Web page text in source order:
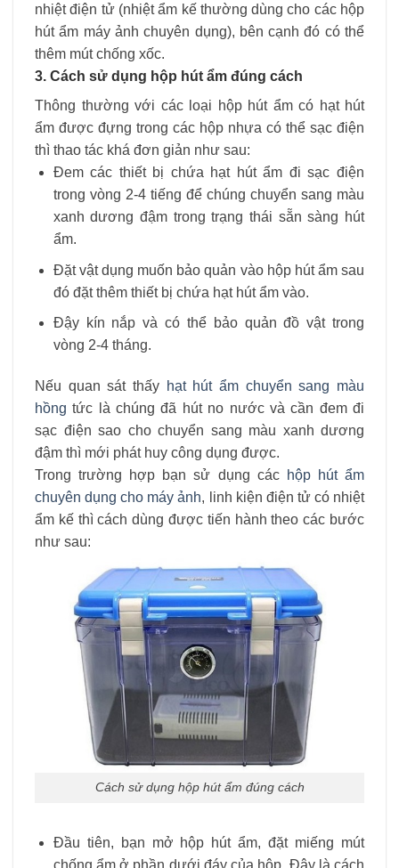
nhiệt điện tử (nhiệt ẩm kế thường dùng cho các hộp
hút ẩm máy ảnh chuyên dụng), bên cạnh đó có thể
thêm mút chống xốc.
3. Cách sử dụng hộp hút ẩm đúng cách
Thông thường với các loại hộp hút ẩm có hạt hút
ẩm được đựng trong các hộp nhựa có thể sạc điện
thì thao tác khá đơn giản như sau:
Đem các thiết bị chứa hạt hút ẩm đi sạc điện
trong vòng 2-4 tiếng để chúng chuyển sang màu
xanh dương đậm trong trạng thái sẵn sàng hút
ẩm.
Đặt vật dụng muốn bảo quản vào hộp hút ẩm sau
đó đặt thêm thiết bị chứa hạt hút ẩm vào.
Đậy kín nắp và có thể bảo quản đồ vật trong
vòng 2-4 tháng.
Nếu quan sát thấy hạt hút ẩm chuyển sang màu
hồng tức là chúng đã hút no nước và cần đem đi
sạc điện sao cho chuyển sang màu xanh dương
đậm thì mới phát huy công dụng được.
Trong trường hợp bạn sử dụng các hộp hút ẩm
chuyên dụng cho máy ảnh, linh kiện điện tử có nhiệt
ẩm kế thì cách dùng được tiến hành theo các bước
như sau:
Cách sử dụng hộp hút ẩm đúng cách
Đầu tiên, bạn mở hộp hút ẩm, đặt miếng mút
chống ẩm ở phần dưới đáy của hộp. Đây là cách